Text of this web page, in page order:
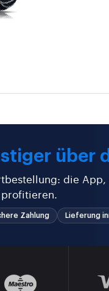
über
die
profitieren.
Zahlung Lieferung